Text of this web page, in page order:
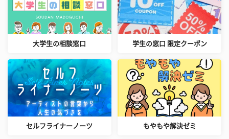
大学生の相談窓口 学生の窓口 限定クーポン
セルフライナーノーツ もやもや解決ゼミ